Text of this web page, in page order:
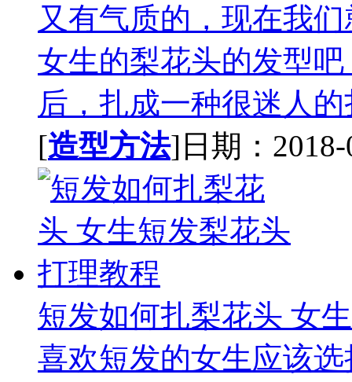
又有气质的，现在我
女生的梨花头的发型
后，扎成一种很迷人
[造型方法]日期：2018-
短发如何扎梨花头 女
喜欢短发的女生应该